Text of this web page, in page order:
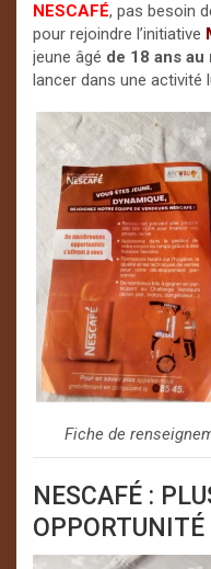
NESCAFÉ, pas besoin
pour rejoindre l’initiative
jeune âgé de 18 ans au
lancer dans une activité
Fiche de
NESCAFÉ :
OPPORTUNITÉ